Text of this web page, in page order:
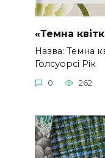
«Темна
Назва: Темна
Голсуорсі Рік
0 262